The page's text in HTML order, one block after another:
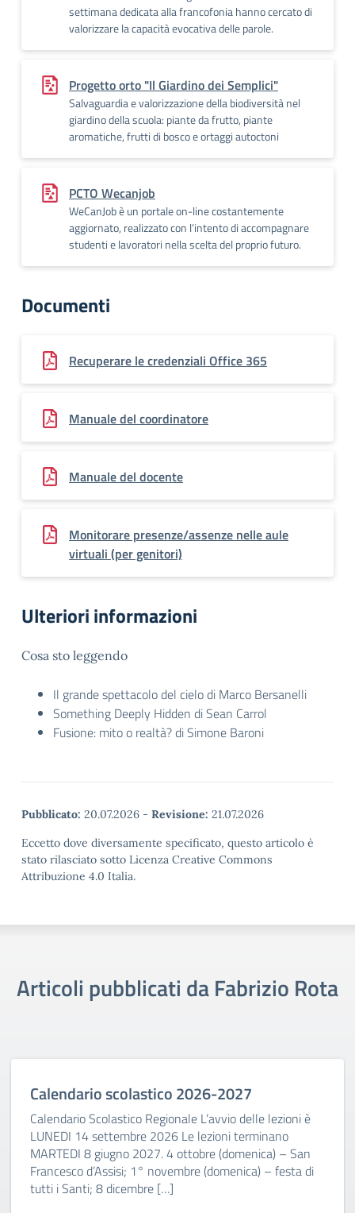
settimana dedicata alla francofonia hanno cercato di
valorizzare la capacità evocativa delle parole.
Progetto orto "Il Giardino dei Semplici"
Salvaguardia e valorizzazione della biodiversità nel
giardino della scuola: piante da frutto, piante
aromatiche, frutti di bosco e ortaggi autoctoni
PCTO Wecanjob
WeCanJob è un portale on-line costantemente
aggiornato, realizzato con l’intento di accompagnare
studenti e lavoratori nella scelta del proprio futuro.
Documenti
Recuperare le credenziali Office 365
Manuale del coordinatore
Manuale del docente
Monitorare presenze/assenze nelle aule
virtuali (per genitori)
Ulteriori informazioni
Cosa sto leggendo
Il grande spettacolo del cielo di Marco Bersanelli
Something Deeply Hidden di Sean Carrol
Fusione: mito o realtà? di Simone Baroni
Pubblicato: 20.07.2026 - Revisione: 21.07.2026
Eccetto dove diversamente specificato, questo articolo è
stato rilasciato sotto Licenza Creative Commons
Attribuzione 4.0 Italia.
Articoli pubblicati da Fabrizio Rota
Calendario scolastico 2026-2027
Calendario Scolastico Regionale L’avvio delle lezioni è
LUNEDI 14 settembre 2026 Le lezioni terminano
MARTEDI 8 giugno 2027. 4 ottobre (domenica) – San
Francesco d’Assisi; 1° novembre (domenica) – festa di
tutti i Santi; 8 dicembre […]